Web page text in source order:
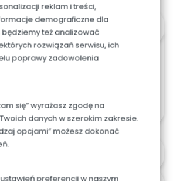
reklam i treści,
demograficzne dla
też analizować
rozwiązań serwisu, ich
poprawy zadowolenia
się” wyrażasz zgodę na
danych w szerokim zakresie.
opcjami” możesz dokonać
preferencji w naszym
spód, puszysty ser, a na